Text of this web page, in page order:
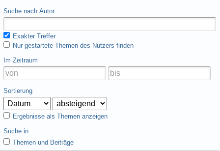
Suche nach Autor
Exakter Treffer
Nur gestartete Themen des Nutzers finden
Im Zeitraum
Sortierung
Ergebnisse als Themen anzeigen
Suche in
Themen und Beiträge